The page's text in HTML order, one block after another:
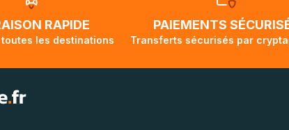
traversée, le suivi de votre
lorsque votre colis aura touché terre.
RAPIDE
les destinations
PAIEMENTS
Transferts sécurisés par